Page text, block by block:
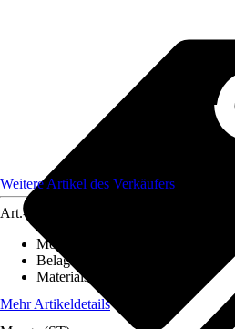
Weitere Artikel des Verkäufers
Art.-Nr.
Montageart
Belagstärke
Materialspezifizierung
Mehr Artikeldetails